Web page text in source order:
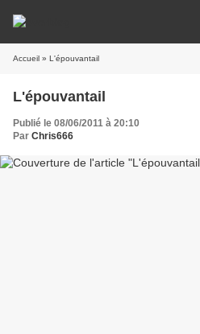
Accueil » L'épouvantail
L'épouvantail
Publié le 08/06/2011 à 20:10
Par Chris666